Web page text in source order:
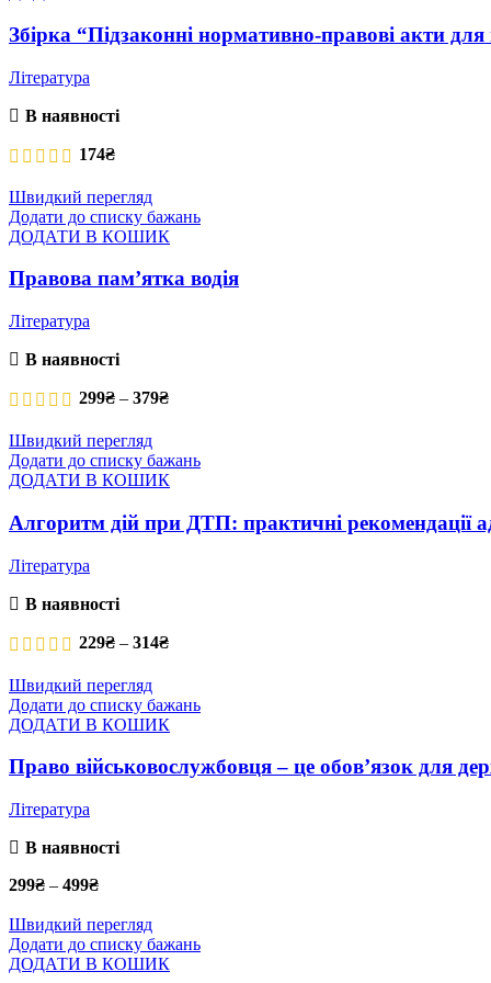
Збірка “Підзаконні нормативно-правові акти для
Література
В наявності
174₴
Швидкий перегляд
Додати до списку бажань
ДОДАТИ В КОШИК
Правова памʼятка водія
Література
В наявності
299₴ – 379₴
Швидкий перегляд
Додати до списку бажань
ДОДАТИ В КОШИК
Алгоритм дій при ДТП: практичні рекомендації
Література
В наявності
229₴ – 314₴
Швидкий перегляд
Додати до списку бажань
ДОДАТИ В КОШИК
Право військовослужбовця – це обов’язок для
Література
В наявності
299₴ – 499₴
Швидкий перегляд
Додати до списку бажань
ДОДАТИ В КОШИК